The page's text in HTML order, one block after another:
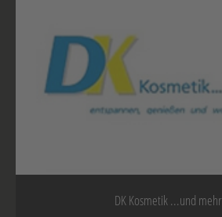
DK Kosmetik ...und mehr